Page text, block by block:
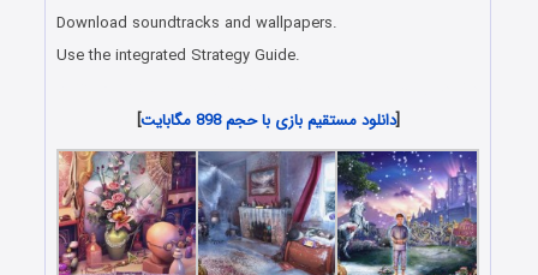
Download soundtracks and wallpapers.
Use the integrated Strategy Guide.
[دانلود مستقیم بازی با حجم 898 مگابایت ]